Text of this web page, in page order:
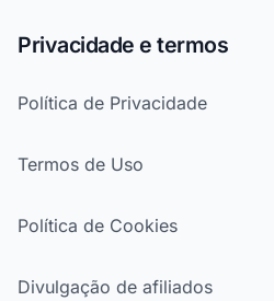
Privacidade e termos
Política de Privacidade
Termos de Uso
Política de Cookies
Divulgação de afiliados